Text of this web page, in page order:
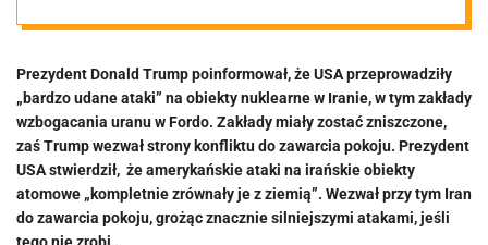
został zrzucony
na główny cel”
Prezydent Donald Trump poinformował, że USA przeprowadziły
„bardzo udane ataki” na obiekty nuklearne w Iranie, w tym zakłady
wzbogacania uranu w Fordo. Zakłady miały zostać zniszczone,
zaś Trump wezwał strony konfliktu do zawarcia pokoju. Prezydent
USA stwierdził, że amerykańskie ataki na irańskie obiekty
atomowe „kompletnie zrównały je z ziemią”. Wezwał przy tym Iran
do zawarcia pokoju, grożąc znacznie silniejszymi atakami, jeśli